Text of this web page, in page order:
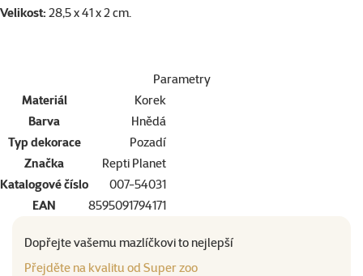
Velikost: 28,5 x 41 x 2 cm.
Parametry
Materiál
Korek
Barva
Hnědá
Typ dekorace
Pozadí
Značka
Repti Planet
Katalogové číslo
007-54031
EAN
8595091794171
Dopřejte vašemu mazlíčkovi to nejlepší
Přejděte na kvalitu od Super zoo